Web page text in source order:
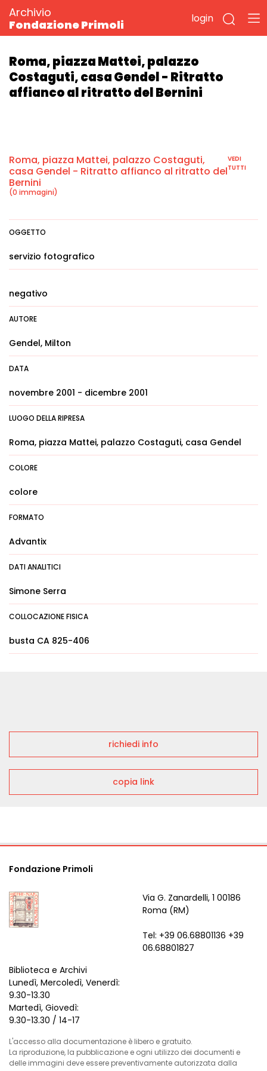
Archivio
Fondazione Primoli
login
Roma, piazza Mattei, palazzo
Costaguti, casa Gendel - Ritratto
affianco al ritratto del Bernini
Roma, piazza Mattei, palazzo Costaguti,
casa Gendel - Ritratto affianco al ritratto del
Bernini
(0 immagini)
VEDI
TUTTI
OGGETTO
servizio fotografico
negativo
AUTORE
Gendel, Milton
DATA
novembre 2001 - dicembre 2001
LUOGO DELLA RIPRESA
Roma, piazza Mattei, palazzo Costaguti, casa Gendel
COLORE
colore
FORMATO
Advantix
DATI ANALITICI
Simone Serra
COLLOCAZIONE FISICA
busta CA 825-406
richiedi info
copia link
Fondazione Primoli
Via G. Zanardelli, 1 00186
Roma (RM)
Tel: +39 06.68801136 +39
06.68801827
Biblioteca e Archivi
Lunedì, Mercoledì, Venerdì:
9.30-13.30
Martedì, Giovedì:
9.30-13.30 / 14-17
L'accesso alla documentazione è libero e gratuito.
La riproduzione, la pubblicazione e ogni utilizzo dei documenti e
delle immagini deve essere preventivamente autorizzata dalla